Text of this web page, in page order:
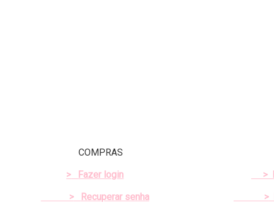
COMPRAS
>
Fazer login
>
Recuperar senha
>
>